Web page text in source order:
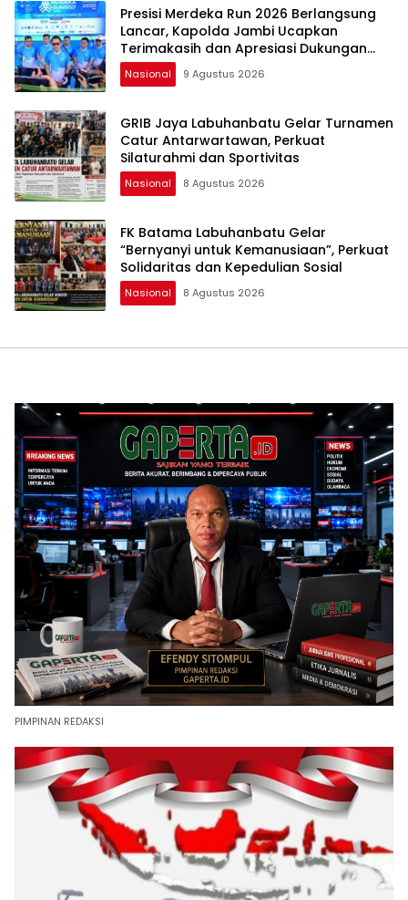
Presisi Merdeka Run 2026 Berlangsung
Lancar, Kapolda Jambi Ucapkan
Terimakasih dan Apresiasi Dukungan
Masyarakat
Nasional 9 Agustus 2026
GRIB Jaya Labuhanbatu Gelar Turnamen
Catur Antarwartawan, Perkuat
Silaturahmi dan Sportivitas
Nasional 8 Agustus 2026
FK Batama Labuhanbatu Gelar
“Bernyanyi untuk Kemanusiaan”, Perkuat
Solidaritas dan Kepedulian Sosial
Nasional 8 Agustus 2026
PIMPINAN REDAKSI